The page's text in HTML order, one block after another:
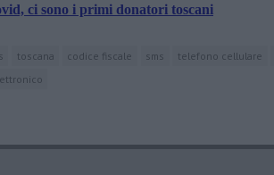
ci sono i primi donatori toscani
toscana codice fiscale sms telefono cellulare